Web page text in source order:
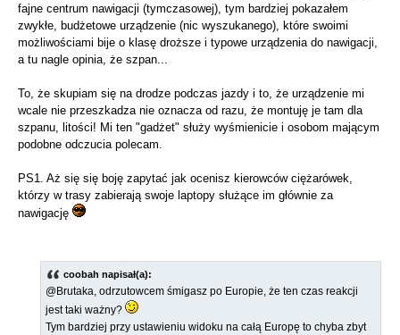
fajne centrum nawigacji (tymczasowej), tym bardziej pokazałem
zwykłe, budżetowe urządzenie (nic wyszukanego), które swoimi
możliwościami bije o klasę droższe i typowe urządzenia do nawigacji,
a tu nagle opinia, że szpan...
To, że skupiam się na drodze podczas jazdy i to, że urządzenie mi
wcale nie przeszkadza nie oznacza od razu, że montuję je tam dla
szpanu, litości! Mi ten "gadżet" służy wyśmienicie i osobom mającym
podobne odczucia polecam.
PS1. Aż się się boję zapytać jak ocenisz kierowców ciężarówek,
którzy w trasy zabierają swoje laptopy służące im głównie za
nawigację
coobah napisał(a):
@Brutaka, odrzutowcem śmigasz po Europie, że ten czas reakcji
jest taki ważny?
Tym bardziej przy ustawieniu widoku na całą Europę to chyba zbyt